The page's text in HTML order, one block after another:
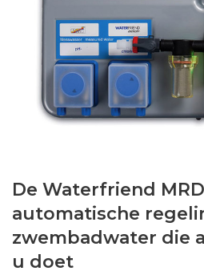
De Waterfriend
automatische
zwembadwater die
u doet